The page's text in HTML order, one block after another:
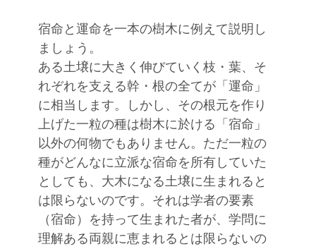
宿命と運命を一本の樹木に例えて説明し
ましょう。
ある土壌に大きく伸びていく枝・葉、そ
れぞれを支える幹・根の全てが「運命」
に相当します。しかし、その根元を作り
上げた一粒の種は樹木に於ける「宿命」
以外の何物でもありません。ただ一粒の
種がどんなに立派な宿命を所有していた
としても、大木になる土壌に生まれると
は限らないのです。それは学者の要素
（宿命）を持って生まれた者が、学問に
理解ある両親に恵まれるとは限らないの